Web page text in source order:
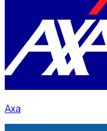
Axa